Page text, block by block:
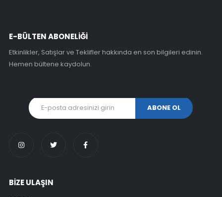
E-BÜLTEN ABONELİĞİ
Etkinlikler, Satışlar ve Teklifler hakkında en son bilgileri edinin.
Hemen bültene kaydolun.
BİZE ULAŞIN